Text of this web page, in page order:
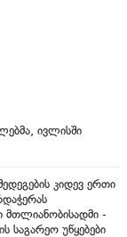
ივლისში
კიდევ ერთი
მთლიანობისადმი -
საგარეო უწყებები